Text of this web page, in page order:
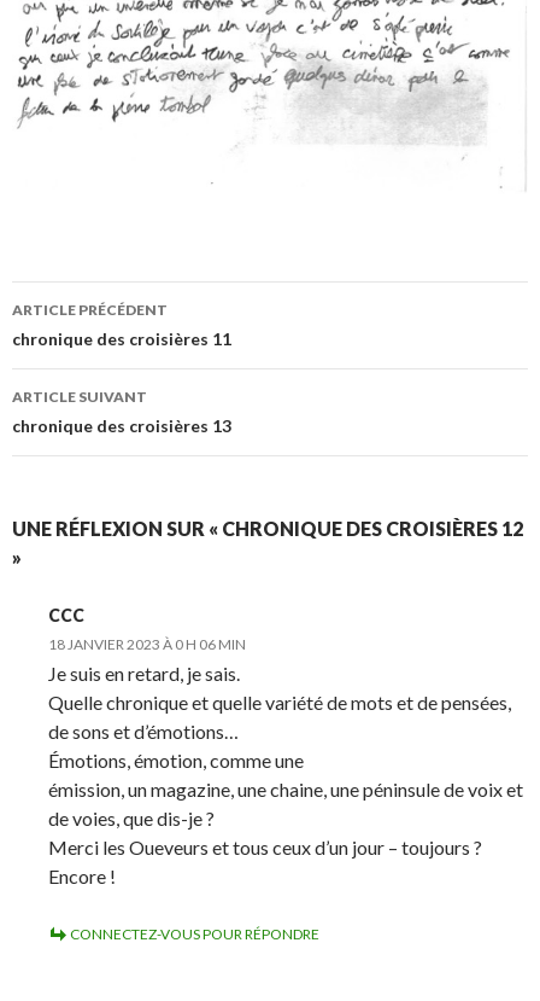
Navigation
des
articles
ARTICLE PRÉCÉDENT
chronique des croisières 11
ARTICLE SUIVANT
chronique des croisières 13
UNE RÉFLEXION SUR « CHRONIQUE DES CROISIÈRES 12
»
CCC
18 JANVIER 2023 À 0 H 06 MIN
Je suis en retard, je sais.
Quelle chronique et quelle variété de mots et de pensées,
de sons et d’émotions…
Émotions, émotion, comme une
émission, un magazine, une chaine, une péninsule de voix et
de voies, que dis-je ?
Merci les Oueveurs et tous ceux d’un jour – toujours ?
Encore !
CONNECTEZ-VOUS POUR RÉPONDRE